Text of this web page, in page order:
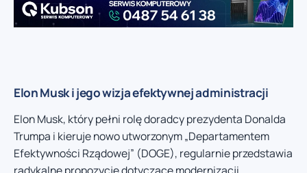
Elon Musk i jego wizja efektywnej administracji
Elon Musk, który pełni rolę doradcy prezydenta Donalda
Trumpa i kieruje nowo utworzonym „Departamentem
Efektywności Rządowej” (DOGE), regularnie przedstawia